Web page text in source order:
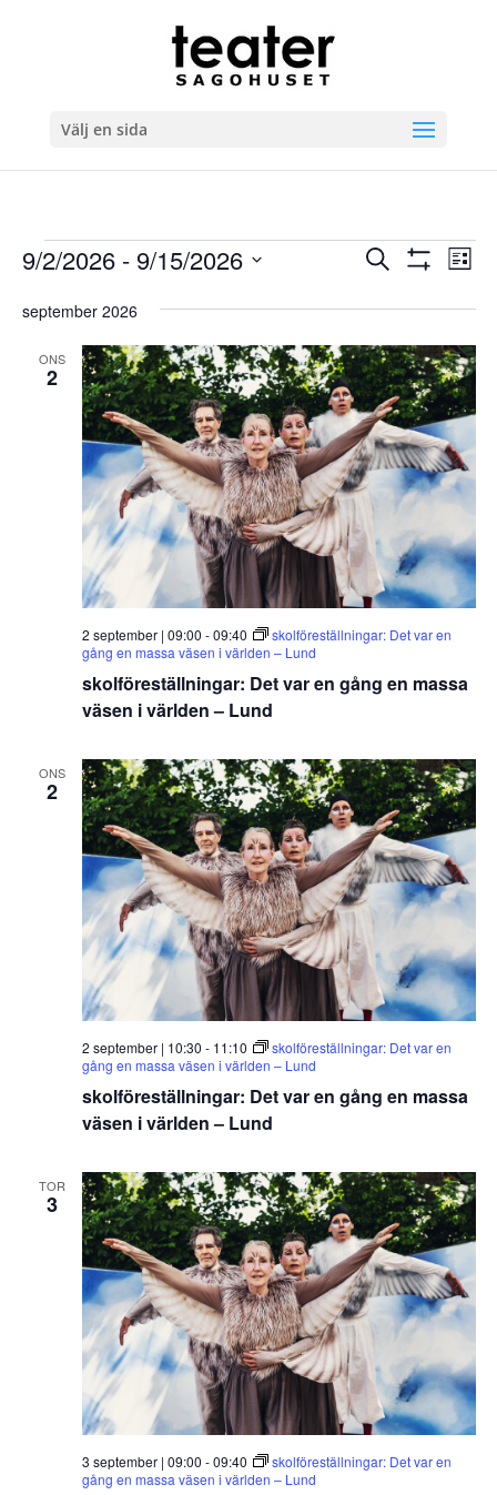
Välj en sida
Evenemang
and
Views
Sök Lista
9/2/2026 - 9/15/2026
datum.
september 2026
ONS
2
skolföreställningar: Det var en gång en massa
väsen i världen – Lund
2 september | 09:00 -09:40
skolföreställningar: Det var en
gång en massa väsen i världen – Lund
ONS
2
skolföreställningar: Det var en gång en massa
väsen i världen – Lund
2 september | 10:30 - 11:10
skolföreställningar: Det var en
gång en massa väsen i världen – Lund
TOR
3
3 september | 09:00 -09:40
skolföreställningar: Det var en
gång en massa väsen i världen – Lund